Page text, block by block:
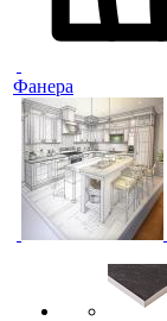
Фанера